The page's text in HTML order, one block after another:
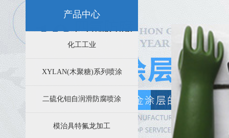
苏州特氟龙喷涂后的不粘性能分析
苏州特氟龙喷涂效果的影响因素
苏州四氟防腐科技有限公司业务简介
特氟龙涂层加工效果好的效果主要因素都有哪些方面
产品中心
化工工业
XYLAN(木聚糖)系列喷涂
二硫化钼自润滑防腐喷涂
模治具特氟龙加工